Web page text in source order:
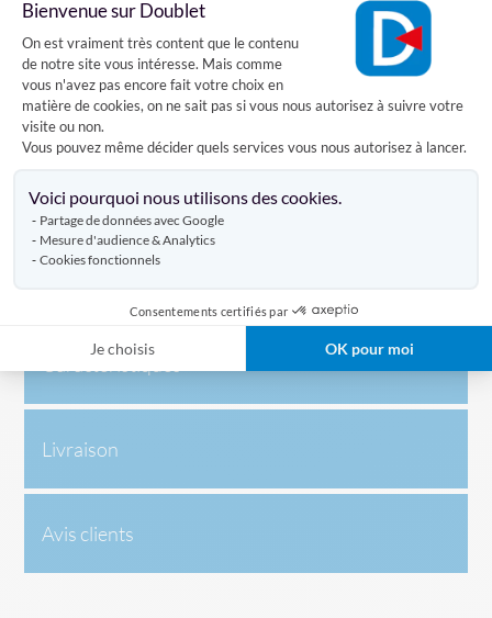
Bienvenue sur Doublet
Plateforme de Gestion du
On est vraiment très content que le contenu
de notre site vous intéresse. Mais comme
vous n'avez pas encore fait votre choix en
matière de cookies, on ne sait pas si vous nous autorisez à suivre votre
visite ou non.
Vous pouvez même décider quels services vous nous autorisez à lancer.
Voici pourquoi nous utilisons des cookies.
Partage de données avec Google
Mesure d'audience & Analytics
Cookies fonctionnels
Consentements certifiés par
Je choisis OK pour moi
mousquetons comme système d'accroche.
Cela vous permet de l'attacher et le hisser
rapidement à votre mât. Ledrapeau de la Jamaïque
est aussi disponible pour hampe.
Comment accrocher le drapeau jamaïcain au sommet d'un
mât ?
Pour accrocher et hisser le drapeau de la Jamaïque à un
mât, il est nécessaire d'attacher les 2 mousquetons du
drapeau à la drisse de votre mât puis de tirer sur la corde
pour le hisser. N'oubliez pas d'accrocher la drisse à l'arrêtoir
Caractéristiques
Livraison
Avis clients